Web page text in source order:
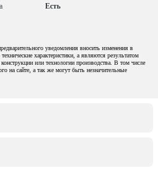
Есть
уведомления вносить изменения в
характеристики, а являются результатом
или технологии производства. В том числе
на сайте, а так же могут быть незначительные